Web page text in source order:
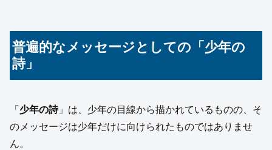
普遍的なメッセージとしての「少年の
詩」
「 少年の詩」は、少年の目線から描かれているものの、そ
のメッセージは少年だけに向けられたものではありませ
ん。